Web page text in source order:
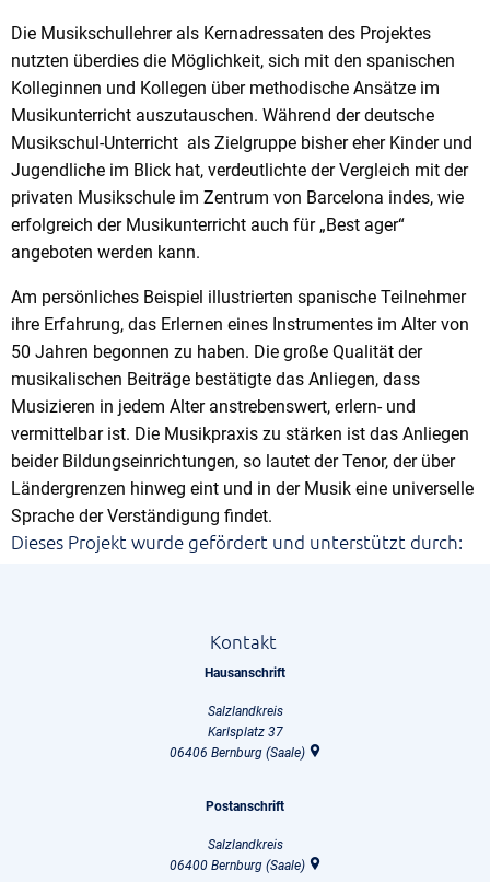
Die Musikschullehrer als Kernadressaten des Projektes
nutzten überdies die Möglichkeit, sich mit den spanischen
Kolleginnen und Kollegen über methodische Ansätze im
Musikunterricht auszutauschen. Während der deutsche
Musikschul-Unterricht als Zielgruppe bisher eher Kinder und
Jugendliche im Blick hat, verdeutlichte der Vergleich mit der
privaten Musikschule im Zentrum von Barcelona indes, wie
erfolgreich der Musikunterricht auch für „Best ager“
angeboten werden kann.
Am persönliches Beispiel illustrierten spanische Teilnehmer
ihre Erfahrung, das Erlernen eines Instrumentes im Alter von
50 Jahren begonnen zu haben. Die große Qualität der
musikalischen Beiträge bestätigte das Anliegen, dass
Musizieren in jedem Alter anstrebenswert, erlern- und
vermittelbar ist. Die Musikpraxis zu stärken ist das Anliegen
beider Bildungseinrichtungen, so lautet der Tenor, der über
Ländergrenzen hinweg eint und in der Musik eine universelle
Sprache der Verständigung findet.
Dieses Projekt wurde gefördert und unterstützt durch:
Kontakt
Hausanschrift
Salzlandkreis
Karlsplatz 37
06406 Bernburg (Saale)
Postanschrift
Salzlandkreis
06400 Bernburg (Saale)